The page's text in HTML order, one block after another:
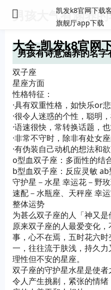
凯发k8官网下载
旗舰厅app下载
男孩大气有涵养
大全-凯发k8官网
男孩有诗意涵养的名字
双子座
星座方面
性格特征：
·具有双重性格，如快乐or
·很令人迷惑的个性，聪明
·语速很快，常转换话题，
·非常不守时，除非有处女
·有伪装自己动机的想法和
o型血双子座：多面性的结
b型血双子座：反应灵敏
守护星－水星 幸运花－野
速配－水瓶座、天秤座 幸
整体运势
为甚么双子座的人「神又
原来双子座的人最爱变化
事，心不在焉，五时花六
一，往往流于肤浅，持久
理性但不安的星座。
双子座的守护星水星是使
令人产生挑剔，紧张的情